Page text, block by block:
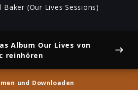
(Our Lives Sessions)
Album Our Lives von
reinhören
und Downloaden